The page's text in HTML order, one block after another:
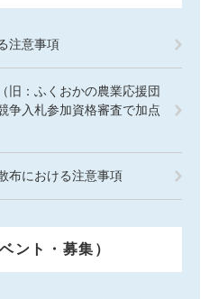
注意事項
旧：ふくおかの農業応援団
争入札参加資格審査で加点
布における注意事項
ント・募集）